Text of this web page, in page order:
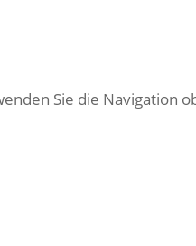
Sie die Navigation